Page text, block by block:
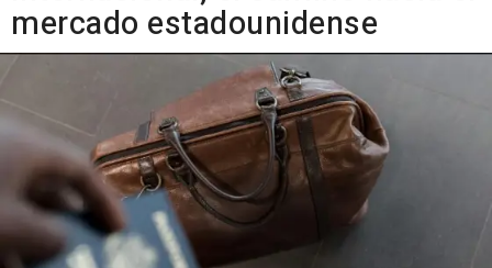
mercado estadounidense